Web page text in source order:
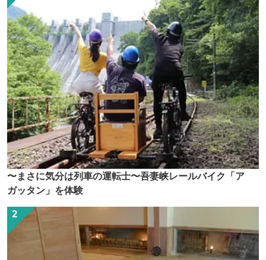
〜まさに気分は列車の運転士〜吾妻峡レールバイク「ア
ガッタン」を体験